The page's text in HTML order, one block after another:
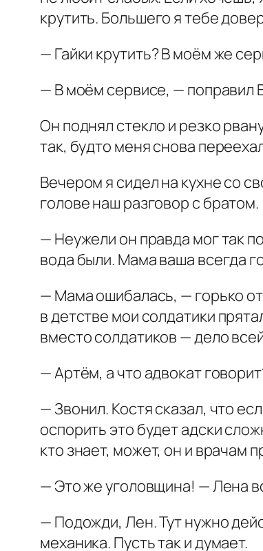
крутить. Большего я тебе
— Гайки крутить? В моём же
— В моём сервисе, — поправил
Он поднял стекло и резко
так, будто меня снова
Вечером я сидел на кухне со
голове наш разговор с братом.
— Неужели он правда мог так
вода были. Мама ваша всегда
— Мама ошибалась, — горько
в детстве мои солдатики
вместо солдатиков — дело
— Артём, а что адвокат
— Звонил. Костя сказал, что
оспорить это будет адски
кто знает, может, он и врачам
— Это же уголовщина! — Лена
— Подожди, Лен. Тут нужно
механика. Пусть так и думает.